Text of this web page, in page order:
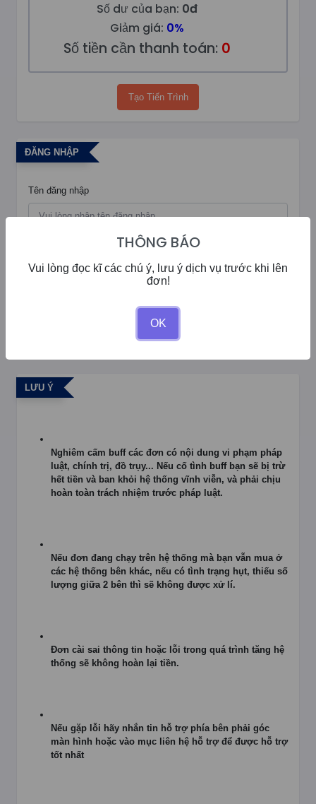
Số dư của bạn: 0đ
Giảm giá: 0%
Số tiền cần thanh toán: 0
Tạo Tiến Trình
ĐĂNG NHẬP
Tên đăng nhập
LƯU Ý
Nghiêm cấm buff các đơn có nội dung vi phạm pháp
luật, chính trị, đồ trụy... Nếu cố tình buff bạn sẽ bị trừ
hết tiền và ban khỏi hệ thống vĩnh viễn, và phải chịu
hoàn toàn trách nhiệm trước pháp luật.
Nếu đơn đang chạy trên hệ thống mà bạn vẫn mua ở
các hệ thống bên khác, nếu có tình trạng hụt, thiếu số
lượng giữa 2 bên thì sẽ không được xử lí.
Đơn cài sai thông tin hoặc lỗi trong quá trình tăng hệ
thống sẽ không hoàn lại tiền.
Nếu gặp lỗi hãy nhắn tin hỗ trợ phía bên phải góc
màn hình hoặc vào mục liên hệ hỗ trợ để được hỗ trợ
tốt nhất
THÔNG BÁO
Vui lòng đọc kĩ các chú ý, lưu ý dịch vụ trước khi lên
đơn!
OK